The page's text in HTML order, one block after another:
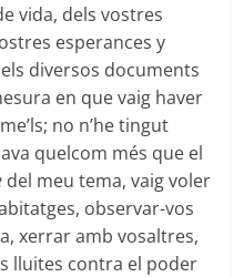
vida, dels vostres
esperances y
diversos documents
en que vaig haver
no n’he tingut
quelcom més que el
del meu tema, vaig voler
observar-vos
xerrar amb vosaltres,
lluites contra el poder